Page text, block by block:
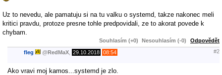
Uz to nevedu, ale pamatuju si na tu valku o systemd, takze nakonec meli
kritici pravdu, protoze presne tohle predpovidali, ze to akorat povede k
chybam.
Souhlasím (+0) Nesouhlasím (-0) Odpovědět
fleg @RedMaX 29.10.2018 08:54 #2
Ako vravi moj kamos...systemd je zlo.